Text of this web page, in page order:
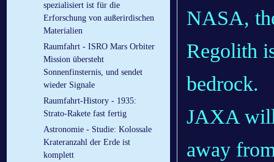
spezialisiert ist für die
Erforschung von außerirdischen
Materialien
Raumfahrt - ISRO Mars Orbiter
Mission übersteht
Sonnenfinsternis, und sendet
wieder Signale
Raumfahrt-History - 1935:
Strato-Rakete fast fertig
Astronomie - Studie: Kolossale
Krateranzahl der Erde ist
komplett
NASA,
Regolith
bedrock.
JAXA will
away